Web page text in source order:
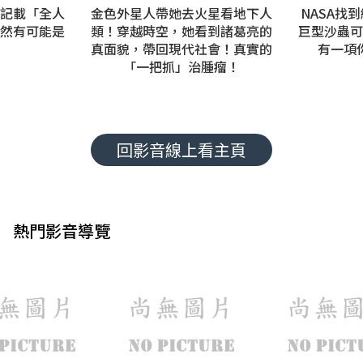
載「全人
有可能是
金色外星人帶她去火星看地下人
類！穿越時空，她看到諸葛亮的
真面貌，帶回現代社會！真實的
「一把抓」治腫瘤！
NASA找
巨型沙蟲
有一項
回影音線上看主頁
熱門影音導覽